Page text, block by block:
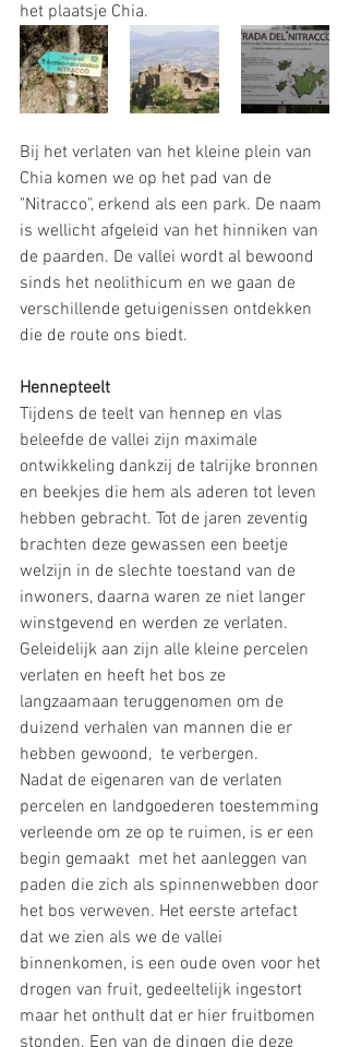
het plaatsje Chia.
Bij het verlaten van het kleine plein van
Chia komen we op het pad van de
"Nitracco", erkend als een park. De naam
is wellicht afgeleid van het hinniken van
de paarden. De vallei wordt al bewoond
sinds het neolithicum en we gaan de
verschillende getuigenissen ontdekken
die de route ons biedt.
Hennepteelt
Tijdens de teelt van hennep en vlas
beleefde de vallei zijn maximale
ontwikkeling dankzij de talrijke bronnen
en beekjes die hem als aderen tot leven
hebben gebracht. Tot de jaren zeventig
brachten deze gewassen een beetje
welzijn in de slechte toestand van de
inwoners, daarna waren ze niet langer
winstgevend en werden ze verlaten.
Geleidelijk aan zijn alle kleine percelen
verlaten en heeft het bos ze
langzaamaan teruggenomen om de
duizend verhalen van mannen die er
hebben gewoond,  te verbergen.
Nadat de eigenaren van de verlaten
percelen en landgoederen toestemming
verleende om ze op te ruimen, is er een
begin gemaakt  met het aanleggen van
paden die zich als spinnenwebben door
het bos verweven. Het eerste artefact
dat we zien als we de vallei
binnenkomen, is een oude oven voor het
drogen van fruit, gedeeltelijk ingestort
maar het onthult dat er hier fruitbomen
stonden. Een van de dingen die deze